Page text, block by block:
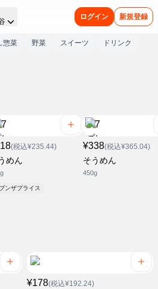
ログイン 新規登録
惣菜 野菜 スイーツ ドリンク
(税込¥235.44)
めん
セブンザプライス
¥338(税込¥365.04)
そうめん
450g
¥178(税込¥192.24)